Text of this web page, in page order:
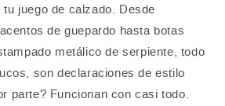
juego de calzado. Desde
de guepardo hasta botas
metálico de serpiente, todo
son declaraciones de estilo
parte? Funcionan con casi todo.